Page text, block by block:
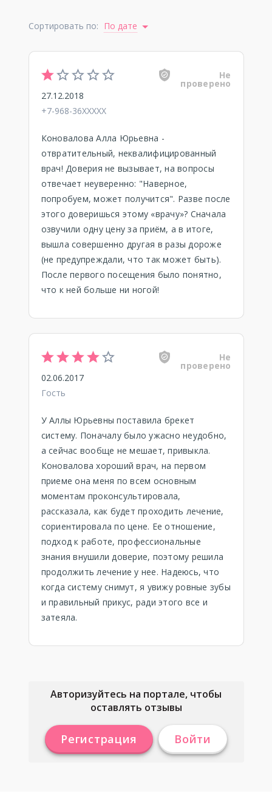
Сортировать по: По дате
Не
проверено
27.12.2018
+7-968-36XXXXX
Коновалова Алла Юрьевна -
отвратительный, неквалифицированный
врач! Доверия не вызывает, на вопросы
отвечает неуверенно: "Наверное,
попробуем, может получится". Разве после
этого доверишься этому «врачу»? Сначала
озвучили одну цену за приём, а в итоге,
вышла совершенно другая в разы дороже
(не предупреждали, что так может быть).
После первого посещения было понятно,
что к ней больше ни ногой!
Не
проверено
02.06.2017
Гость
У Аллы Юрьевны поставила брекет
систему. Поначалу было ужасно неудобно,
а сейчас вообще не мешает, привыкла.
Коновалова хороший врач, на первом
приеме она меня по всем основным
моментам проконсультировала,
рассказала, как будет проходить лечение,
сориентировала по цене. Ее отношение,
подход к работе, профессиональные
знания внушили доверие, поэтому решила
продолжить лечение у нее. Надеюсь, что
когда систему снимут, я увижу ровные зубы
и правильный прикус, ради этого все и
затеяла.
Авторизуйтесь на портале, чтобы
оставлять отзывы
Регистрация Войти